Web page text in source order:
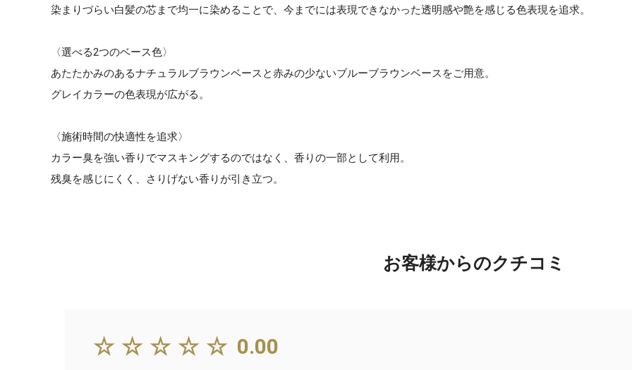
染まりづらい白髪の芯まで均一に染めることで、今までには表現できなかった透明感や艶を感じる色表現を追求。
〈選べる2つのベース色〉
あたたかみのあるナチュラルブラウンベースと赤みの少ないブルーブラウンベースをご用意。
グレイカラーの色表現が広がる。
〈施術時間の快適性を追求〉
カラー臭を強い香りでマスキングするのではなく、香りの一部として利用。
残臭を感じにくく、さりげない香りが引き立つ。
お客様からのクチコミ
☆☆☆☆☆ 0.00